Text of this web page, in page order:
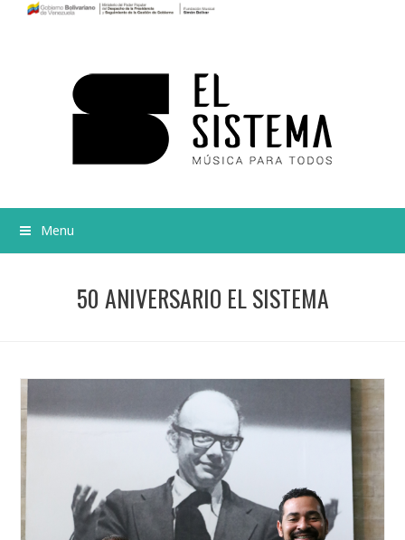
Menu
50 ANIVERSARIO EL SISTEMA